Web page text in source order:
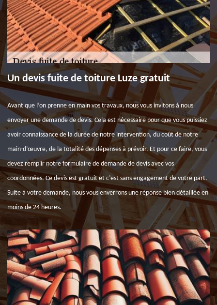
Un devis fuite de toiture Luze gratuit
Avant que l’on prenne en main vos travaux, nous vous invitons à nous
envoyer une demande de devis. Cela est nécessaire pour que vous puissiez
avoir connaissance de la durée de notre intervention, du coût de notre
main-d’œuvre, de la totalité des dépenses à prévoir. Et pour ce faire, vous
devez remplir notre formulaire de demande de devis avec vos
coordonnées. Ce devis est gratuit et c’est sans engagement de votre part.
Suite à votre demande, nous vous enverrons une réponse bien détaillée en
moins de 24 heures.